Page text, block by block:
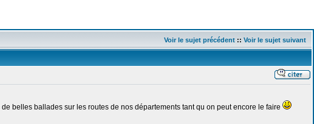
Voir le sujet précédent :: Voir le sujet suivant
belles ballades sur les routes de nos départements tant qu on peut encore le faire